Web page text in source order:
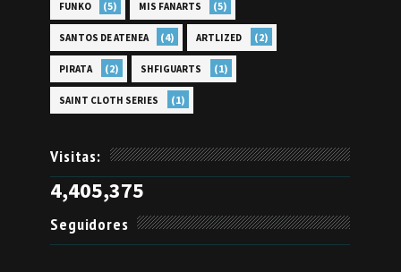
FUNKO (5) MIS FANARTS (5)
SANTOS DE ATENEA (4) ARTLIZED (2)
PIRATA (2) SHFIGUARTS (1)
SAINT CLOTH SERIES (1)
Visitas:
4,405,375
Seguidores